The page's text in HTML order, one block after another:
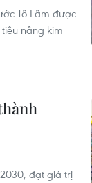
Tô Lâm được
nâng kim
đạt giá trị